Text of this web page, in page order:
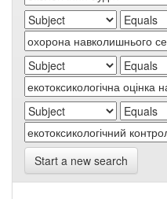
Start a new search